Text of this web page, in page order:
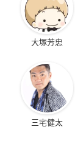
大塚芳忠
三宅健太